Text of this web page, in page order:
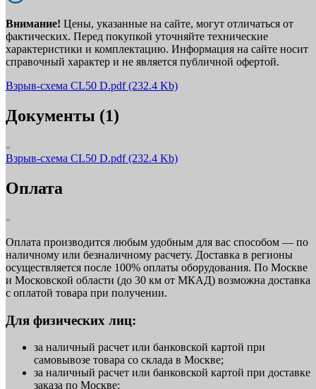
Внимание! Цены, указанные на сайте, могут отличаться от
фактических. Перед покупкой уточняйте технические
характеристики и комплектацию. Информация на сайте носит
справочный характер и не является публичной офертой.
Взрыв-схема CL50 D.pdf(232.4 Kb)
Документы (1)
Взрыв-схема CL50 D.pdf(232.4 Kb)
Оплата
Оплата производится любым удобным для вас способом — по
наличному или безналичному расчету. Доставка в регионы
осуществляется после 100% оплаты оборудования. По Москве
и Московской области (до 30 км от МКАД) возможна доставка
с оплатой товара при получении.
Для физических лиц:
за наличный расчет или банковской картой при
самовывозе товара со склада в Москве;
за наличный расчет или банковской картой при доставке
заказа по Москве;